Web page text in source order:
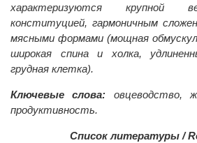
характеризуются крупной
конституцией, гармоничным
мясными формами (мощная
широкая спина и холка,
грудная клетка).
Ключевые слова: овцеводство,
продуктивность.
Список литературы /